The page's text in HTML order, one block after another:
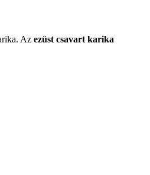
Az ezüst csavart karika